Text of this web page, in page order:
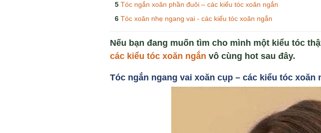
Tóc ngắn xoăn phần đuôi – các kiểu tóc xoăn ngắn
Tóc xoăn nhẹ ngang vai - các kiểu tóc xoăn ngắn
Nếu bạn đang muốn tìm cho mình một kiểu tóc
các kiểu tóc xoăn ngắn vô cùng hot sau đây.
Tóc ngắn ngang vai xoăn cụp– các kiểu tóc xoăn